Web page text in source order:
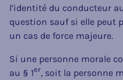
l’identité du conducteur
question sauf si elle peut
un cas de force majeure.
Si une personne morale
au § 1er, soit la personne